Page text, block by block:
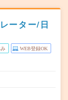
ーター/日
WEB登録OK